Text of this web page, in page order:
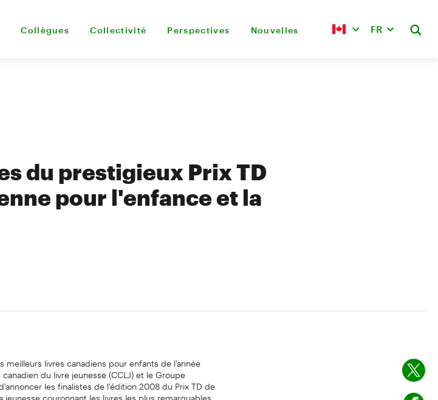
Collègues Collectivité Perspectives Nouvelles FR
du prestigieux Prix TD
pour l'enfance et la
livres canadiens pour enfants de l'année
du livre jeunesse (CCLJ) et le Groupe
les finalistes de l'édition 2008 du Prix TD de
couronnant les livres les plus remarquables